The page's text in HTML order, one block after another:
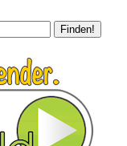
Finden!